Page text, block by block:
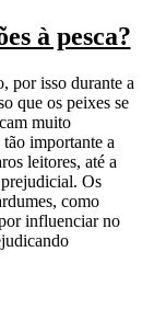
à pesca?
por isso durante a
que os peixes se
muito
importante a
leitores, até a
Os
como
influenciar no